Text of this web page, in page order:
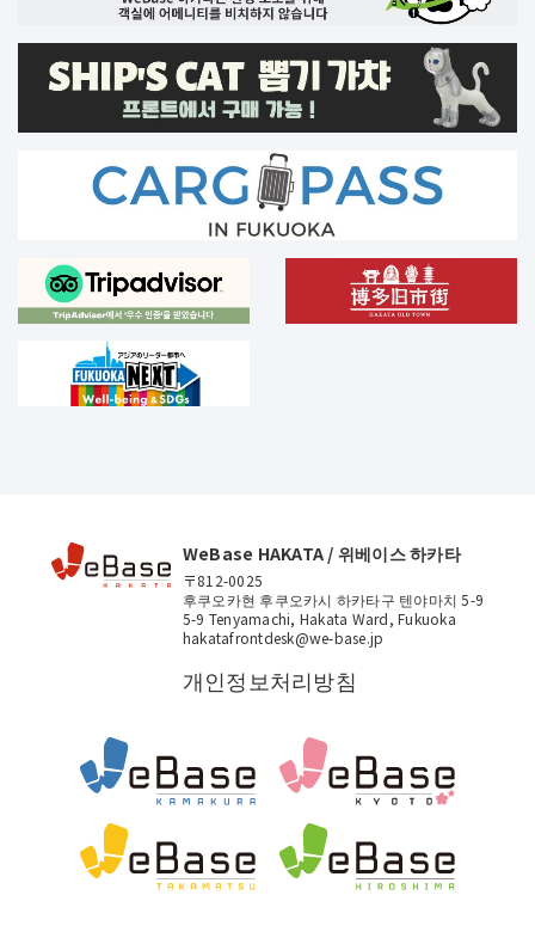
WeBase HAKATA / 위베이스 하카타
〒812-0025
후쿠오카현 후쿠오카시 하카타구 텐야마치 5-9
5-9 Tenyamachi, Hakata Ward, Fukuoka
hakatafrontdesk@we-base.jp
개인정보처리방침